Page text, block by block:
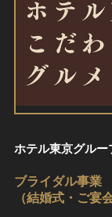
ホテル東京グルー
ブライダル事業
（結婚式・ご宴